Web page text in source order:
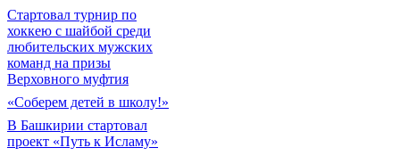
Cтартовал турнир по
хоккею с шайбой среди
любительских мужских
команд на призы
Верховного муфтия
«Соберем детей в школу!»
В Башкирии стартовал
проект «Путь к Исламу»